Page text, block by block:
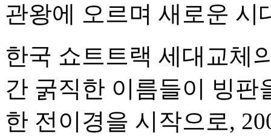
관왕에 오르며 새로운 시
한국 쇼트트랙 세대교체
간 굵직한 이름들이 빙판
한 전이경을 시작으로,